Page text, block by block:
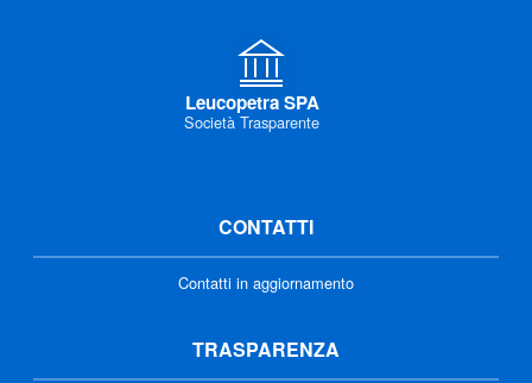
Leucopetra SPA
Società Trasparente
CONTATTI
Contatti in aggiornamento
TRASPARENZA